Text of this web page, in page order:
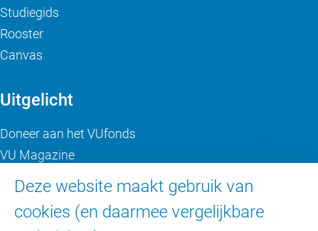
Deze website maakt gebruik van
cookies (en daarmee vergelijkbare
Studiegids
Rooster
Canvas
Uitgelicht
Doneer aan het VUfonds
VU Magazine